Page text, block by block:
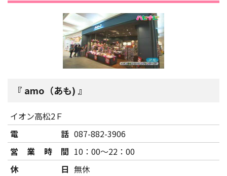
amo（あも)
イオン高松2Ｆ
電話 087-882-3906
営業時間 10：00～22：00
休日 無休